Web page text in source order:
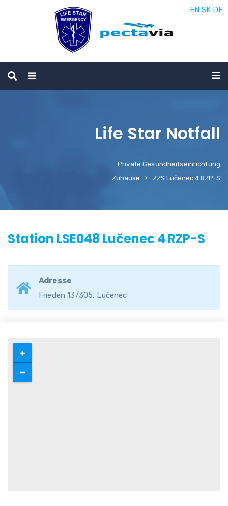
Life Star Notfall
Private Gesundheitseinrichtung
Zuhause
ZZS Lučenec 4 RZP-S
Station LSE048 Lučenec 4 RZP-S
Adresse
Frieden 13/305, Lučenec
EN SK DE